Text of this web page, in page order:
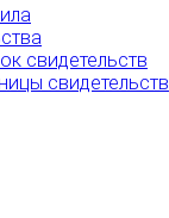
свидетельств
свидетельств